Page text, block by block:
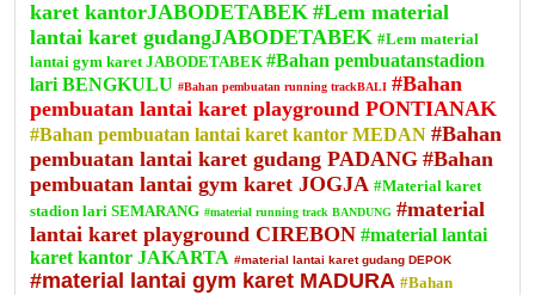
karet kantorJABODETABEK #Lem material
lantai karet gudangJABODETABEK #Lem material
lantai gym karet JABODETABEK #Bahan pembuatanstadion
lari BENGKULU #Bahan pembuatan running trackBALI #Bahan
pembuatan lantai karet playground PONTIANAK
#Bahan pembuatan lantai karet kantor MEDAN #Bahan
pembuatan lantai karet gudang PADANG #Bahan
pembuatan lantai gym karet JOGJA #Material karet
stadion lari SEMARANG #material running track BANDUNG #material
lantai karet playground CIREBON #material lantai
karet kantor JAKARTA #material lantai karet gudang DEPOK
#material lantai gym karet MADURA #Bahan